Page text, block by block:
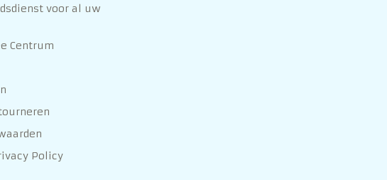
voor al uw
Centrum
Policy